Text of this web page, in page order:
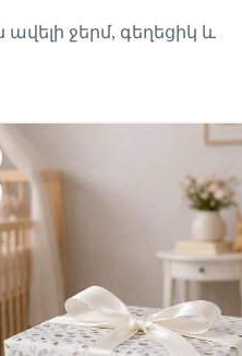
ջերմ, գեղեցիկ և